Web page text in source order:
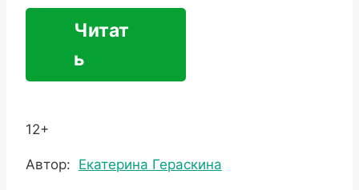
Читат
ь
12+
Метки
Автор: Екатерина Гераскина